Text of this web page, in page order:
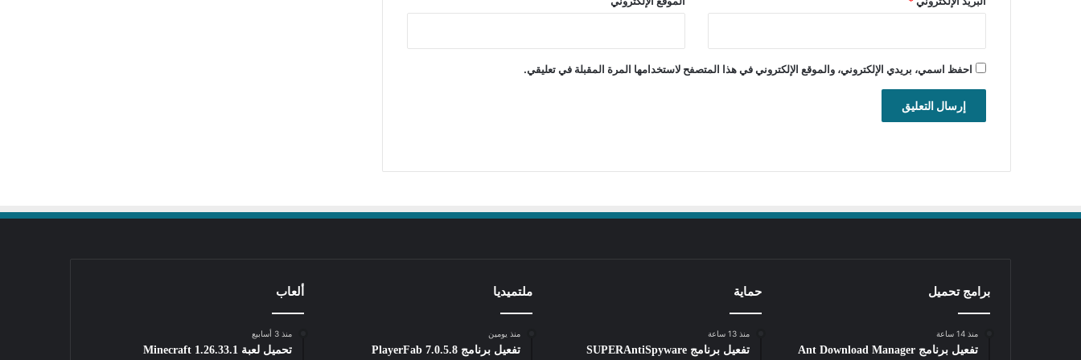
احفظ اسمي، بريدي الإلكتروني، والموقع الإلكتروني في هذا المتصفح لاستخدامها المرة المقبلة في تعليقي.
برامج تحميل
منذ 14 ساعة
تفعيل برنامج Ant Download Manager
حماية
منذ 13 ساعة
تفعيل برنامج SUPERAntiSpyware
ملتميديا
منذ يومين
تفعيل برنامج PlayerFab 7.0.5.8
ألعاب
منذ 3 أسابيع
تحميل لعبة Minecraft 1.26.33.1